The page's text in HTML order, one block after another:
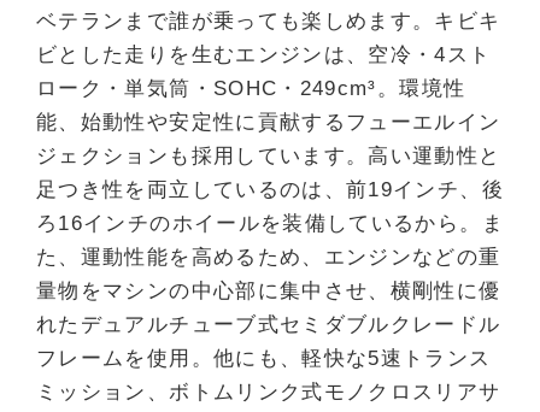
ベテランまで誰が乗っても楽しめます。キビキ
ビとした走りを生むエンジンは、空冷・4スト
ローク・単気筒・SOHC・249cm³。環境性
能、始動性や安定性に貢献するフューエルイン
ジェクションも採用しています。高い運動性と
足つき性を両立しているのは、前19インチ、後
ろ16インチのホイールを装備しているから。ま
た、運動性能を高めるため、エンジンなどの重
量物をマシンの中心部に集中させ、横剛性に優
れたデュアルチューブ式セミダブルクレードル
フレームを使用。他にも、軽快な5速トランス
ミッション、ボトムリンク式モノクロスリアサ